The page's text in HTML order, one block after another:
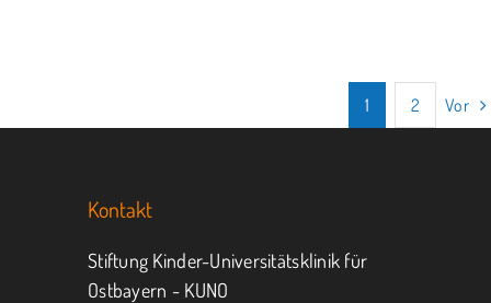
1 2 Vor
Kontakt
Stiftung Kinder-Universitätsklinik für
Ostbayern - KUNO